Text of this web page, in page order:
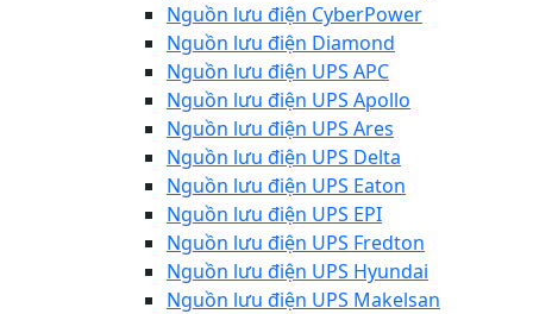
Nguồn lưu điện CyberPower
Nguồn lưu điện Diamond
Nguồn lưu điện UPS APC
Nguồn lưu điện UPS Apollo
Nguồn lưu điện UPS Ares
Nguồn lưu điện UPS Delta
Nguồn lưu điện UPS Eaton
Nguồn lưu điện UPS EPI
Nguồn lưu điện UPS Fredton
Nguồn lưu điện UPS Hyundai
Nguồn lưu điện UPS Makelsan